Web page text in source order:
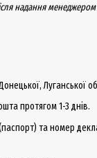
надання
Луганської
протягом 1-3 днів.
та номер